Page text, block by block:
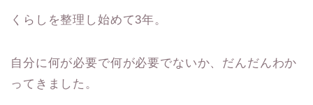
くらしを整理し始めて3年。
自分に何が必要で何が必要でないか、だんだんわか
ってきました。